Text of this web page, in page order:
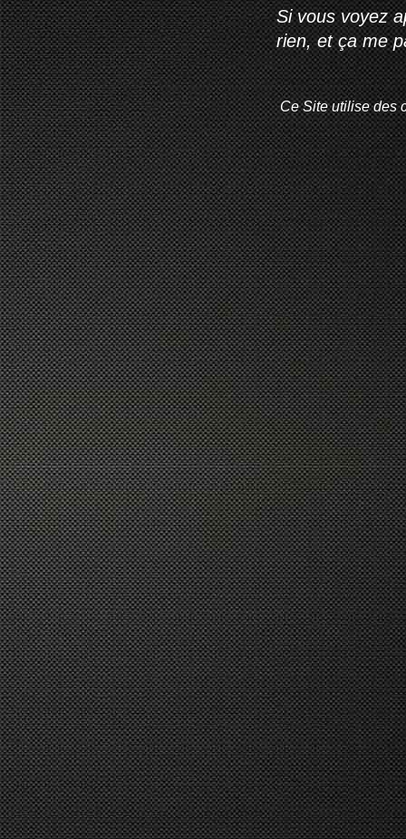
Si vous voyez
rien, et ça me
Ce Site utilise des